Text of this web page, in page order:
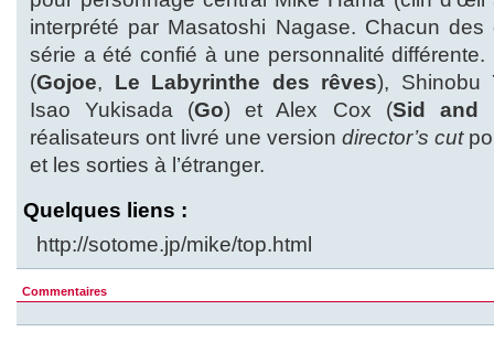
interprété par Masatoshi Nagase. Chacun
série a été confié à une personnalité
(Gojoe, Le Labyrinthe des rêves), Shinobu
Isao Yukisada (Go) et Alex Cox (Sid and
réalisateurs ont livré une version director’s cut
et les sorties à l’étranger.
Quelques liens :
http://sotome.jp/mike/top.html
Commentaires